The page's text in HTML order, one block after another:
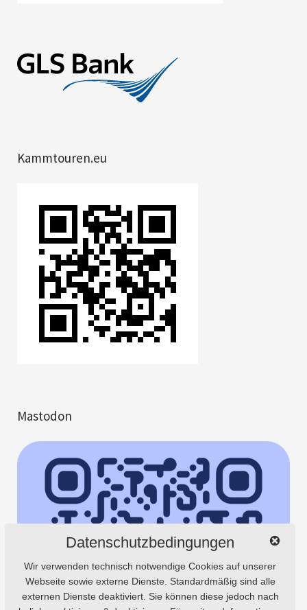
Kammtouren.eu
Mastodon
Datenschutzbedingungen
Wir verwenden technisch notwendige Cookies auf unserer
Webseite sowie externe Dienste. Standardmäßig sind alle
externen Dienste deaktiviert. Sie können diese jedoch nach